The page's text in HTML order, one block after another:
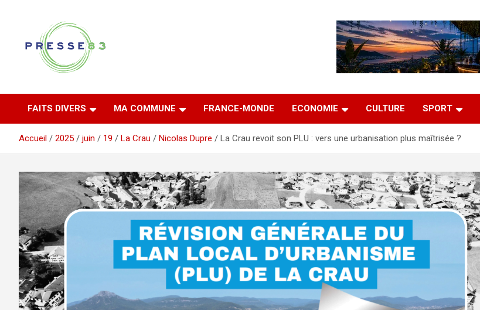
Presse 83
FAITS DIVERS MA COMMUNE FRANCE-MONDE ECONOMIE CULTURE SPORT
Accueil 2025 juin 19 La Crau Nicolas Dupre La Crau revoit son PLU : vers une urbanisation plus maîtrisée ?